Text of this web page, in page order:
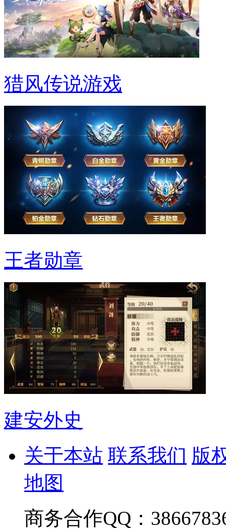
猎风传说游戏
王者勋章
建安外史
关于本站 联系我们 版
地图
商务合作QQ：